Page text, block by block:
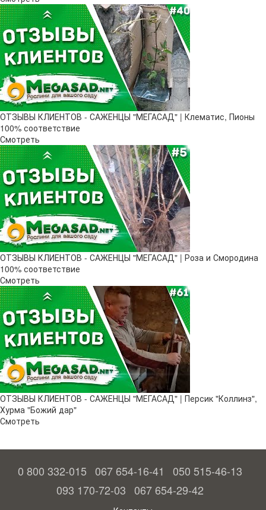
ОТЗЫВЫ КЛИЕНТОВ - САЖЕНЦЫ "МЕГАСАД" | Клематис, Пионы
100% соответствие
Смотреть
ОТЗЫВЫ КЛИЕНТОВ - САЖЕНЦЫ "МЕГАСАД" | Роза и Смородина
100% соответствие
Смотреть
ОТЗЫВЫ КЛИЕНТОВ - САЖЕНЦЫ "МЕГАСАД" | Персик "Коллинз",
Хурма "Божий дар"
Смотреть
0 800 332-015 067 654-16-41
050 515-46-13
093 170-72-03 067 654-29-42